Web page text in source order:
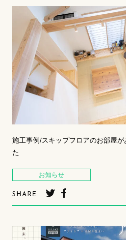
施工事例/スキップフロアのお部屋
た
お知らせ
SHARE